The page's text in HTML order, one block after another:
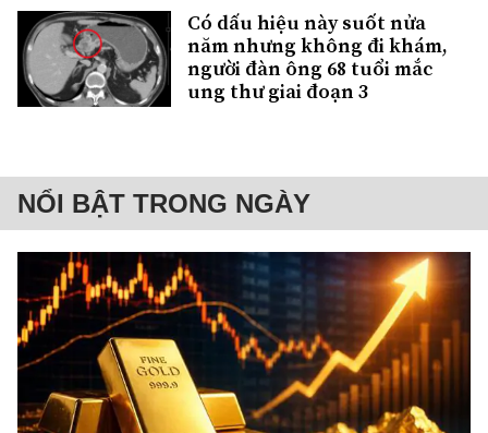
Có dấu hiệu này suốt nửa
năm nhưng không đi khám,
người đàn ông 68 tuổi mắc
ung thư giai đoạn 3
NỔI BẬT TRONG NGÀY